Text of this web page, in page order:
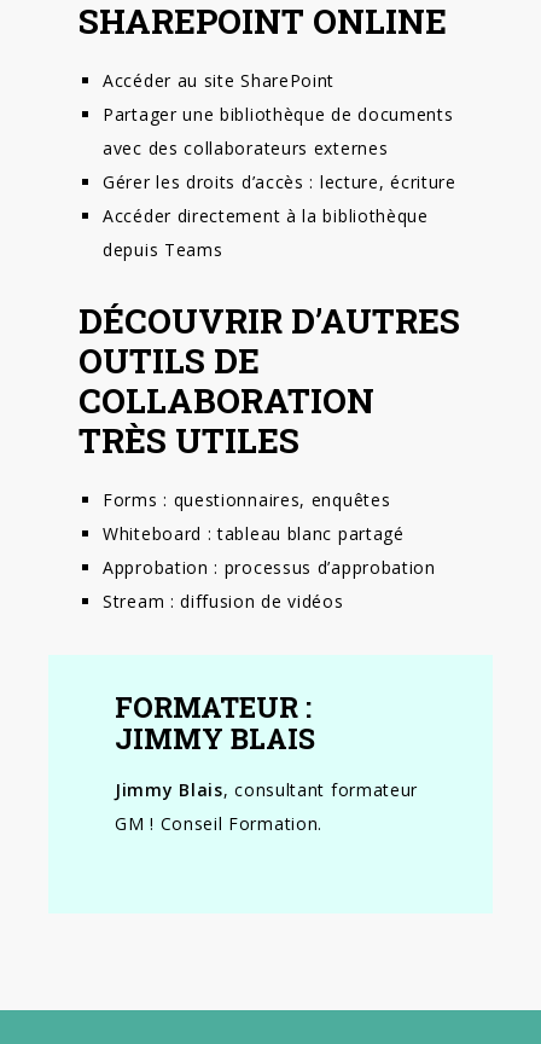
SHAREPOINT ONLINE
Accéder au site SharePoint
Partager une bibliothèque de documents
avec des collaborateurs externes
Gérer les droits d’accès : lecture, écriture
Accéder directement à la bibliothèque
depuis Teams
DÉCOUVRIR D’AUTRES
OUTILS DE
COLLABORATION
TRÈS UTILES
Forms : questionnaires, enquêtes
Whiteboard : tableau blanc partagé
Approbation : processus d’approbation
Stream : diffusion de vidéos
FORMATEUR :
JIMMY BLAIS
Jimmy Blais, consultant formateur
GM ! Conseil Formation.